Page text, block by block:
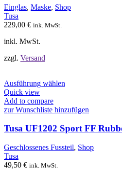
können
Einglas, Maske, Shop
Tusa
229,00 € ink. MwSt.
inkl. MwSt.
zzgl. Versand
Ausführung wählen
mehrere
auf.
Die
Optionen
können
Quick view
Add to compare
zur Wunschliste hinzufügen
Tusa UF1202 Sport FF
Geschlossenes Fussteil, Shop
Tusa
49,50 € ink. MwSt.